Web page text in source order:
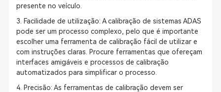
presente no veículo.
3. Facilidade de utilização: A calibração de sistemas ADAS
pode ser um processo complexo, pelo que é importante
escolher uma ferramenta de calibração fácil de utilizar e
com instruções claras. Procure ferramentas que ofereçam
interfaces amigáveis e processos de calibração
automatizados para simplificar o processo.
4. Precisão: As ferramentas de calibração devem ser